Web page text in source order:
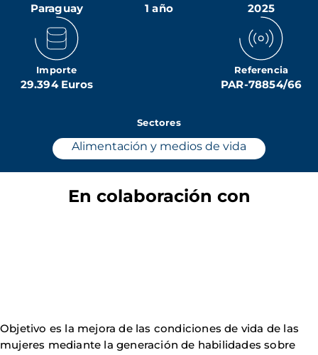
Paraguay 1 año 2025
Importe
29.394 Euros
Referencia
PAR-78854/66
Sectores
Alimentación y medios de vida
En colaboración con
Objetivo es la mejora de las condiciones de vida de las
mujeres mediante la generación de habilidades sobre